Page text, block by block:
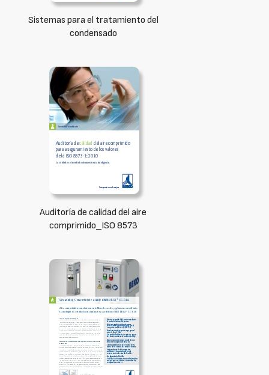
Sistemas para el tratamiento del
condensado
Auditoría de calidad del aire
comprimido_ISO 8573